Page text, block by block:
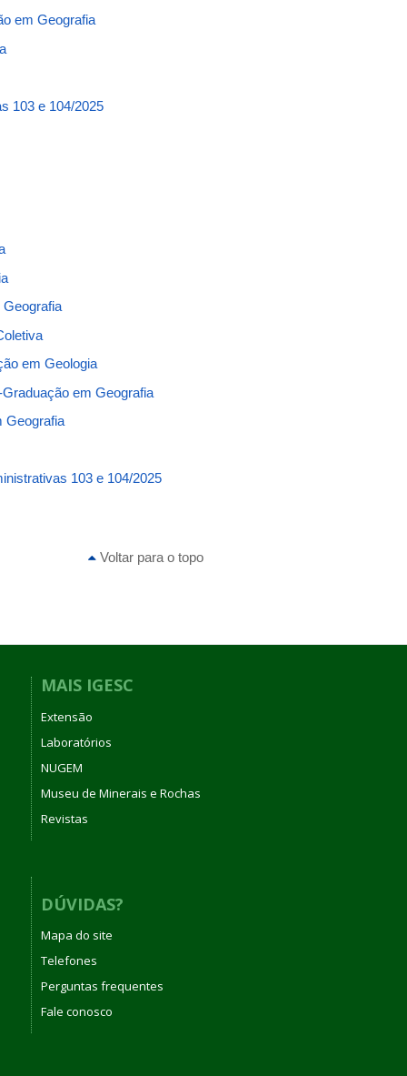
em Geografia
103 e 104/2025
em Geologia
em Geografia
Geografia
103 e 104/2025
Voltar para o topo
MAIS IGESC
Extensão
Laboratórios
NUGEM
Museu de Minerais e Rochas
Revistas
DÚVIDAS?
Mapa do site
Telefones
Perguntas frequentes
Fale conosco